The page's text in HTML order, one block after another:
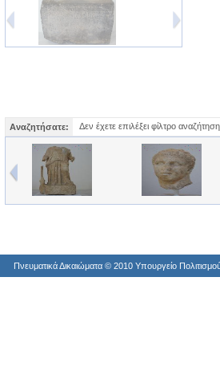
Αναζητήσατε: Δεν έχετε επιλέξει φίλτρο
Πνευματικά Δικαιώματα © 2010 Yπουργείο